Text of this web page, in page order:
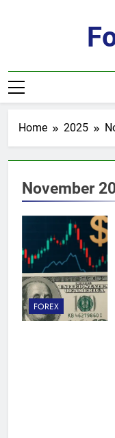
Home 2025
November
FOREX